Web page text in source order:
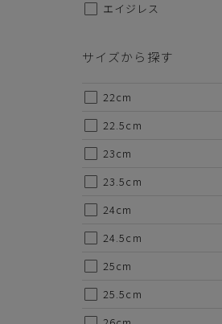
エイジレス
サイズから探す
22cm
22.5cm
23cm
23.5cm
24cm
24.5cm
25cm
25.5cm
代金のお支払い方法につ
クレジットカード・銀行振
金引換の中からお好きな決済